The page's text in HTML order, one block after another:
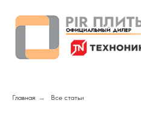
Главная → Все статьи